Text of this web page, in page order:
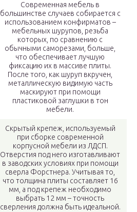
Современная мебель в
большинстве случаев собирается с
использованием конфирматов –
мебельных шурупов, резьба
которых, по сравнению с
обычными саморезами, больше,
что обеспечивает лучшую
фиксацию их в массиве плиты.
После того, как шуруп вкручен,
металлическую видимую часть
маскируют при помощи
пластиковой заглушки в тон
мебели.
Скрытый крепеж, используемый
при сборке современной
корпусной мебели из ЛДСП.
Отверстия под него изготавливают
в заводских условиях при помощи
сверла Форстнера. Учитывая то,
что толщина плиты составляет 16
мм, а под крепеж необходимо
выбрать 12 мм – точность
сверления должна быть идеальной.